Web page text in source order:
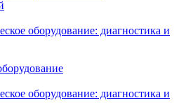
оборудование: диагностика и
оборудование: диагностика и